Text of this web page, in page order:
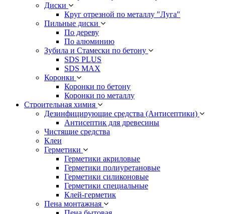
Диски
Круг отрезной по металлу "Луга"
Пильные диски
По дереву
По алюминию
Зубила и Стамески по бетону
SDS PLUS
SDS MAX
Коронки
Коронки по бетону
Коронки по металлу
Строительная химия
Дезинфицирующие средства (Антисептики)
Антисептик для древесины
Чистящие средства
Клеи
Герметики
Герметики акриловые
Герметики полиуретановые
Герметики силиконовые
Герметики специальные
Клей-герметик
Пена монтажная